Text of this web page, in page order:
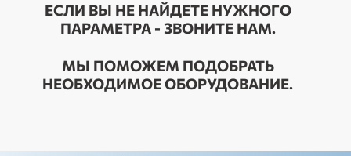
ЕСЛИ ВЫ НЕ НАЙДЕТЕ НУЖНОГО
ПАРАМЕТРА - ЗВОНИТЕ НАМ.
МЫ ПОМОЖЕМ ПОДОБРАТЬ
НЕОБХОДИМОЕ ОБОРУДОВАНИЕ.